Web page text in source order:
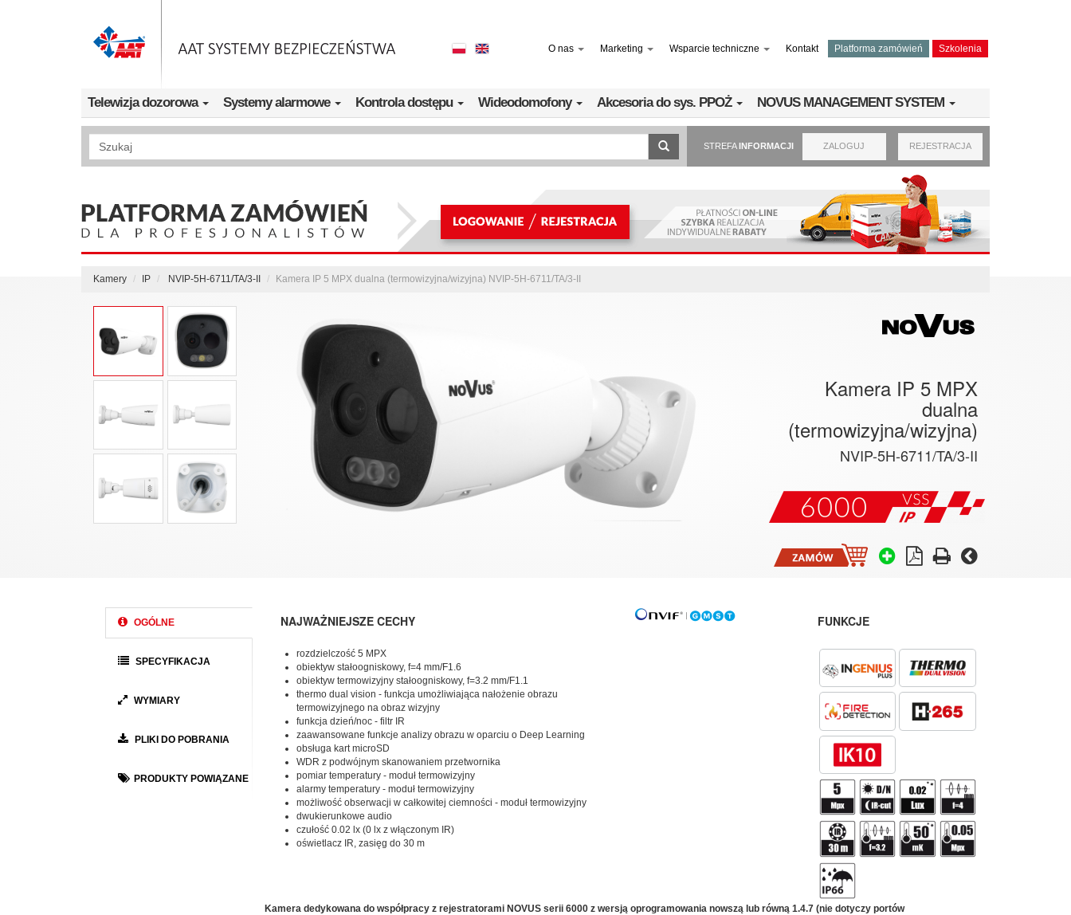
O nas Marketing Wsparcie techniczne Kontakt Platforma zamówień Szkolenia
Telewizja dozorowa Systemy alarmowe Kontrola dostępu Wideodomofony Akcesoria do sys. PPOŻ NOVUS MANAGEMENT SYSTEM
Wyszukiwanie pełnotekstowe STREFAINFORMACJI ZALOGUJ REJESTRACJA
Kamery IP NVIP-5H-6711/TA/3-II Kamera IP 5 MPX dualna (termowizyjna/wizyjna) NVIP-5H-6711/TA/3-II
Kamera IP 5 MPX
dualna
(termowizyjna/wizyjna)
NVIP-5H-6711/TA/3-II
OGÓLNE
SPECYFIKACJA
WYMIARY
PLIKI DO POBRANIA
PRODUKTY POWIĄZANE
NAJWAŻNIEJSZE CECHY
rozdzielczość 5 MPX
obiektyw stałoogniskowy, f=4 mm/F1.6
obiektyw termowizyjny stałoogniskowy, f=3.2 mm/F1.1
thermo dual vision - funkcja umożliwiająca nałożenie obrazu
termowizyjnego na obraz wizyjny
funkcja dzień/noc - filtr IR
zaawansowane funkcje analizy obrazu w oparciu o Deep Learning
obsługa kart microSD
WDR z podwójnym skanowaniem przetwornika
pomiar temperatury - moduł termowizyjny
alarmy temperatury - moduł termowizyjny
możliwość obserwacji w całkowitej ciemności - moduł termowizyjny
dwukierunkowe audio
czułość 0.02 lx (0 lx z włączonym IR)
oświetlacz IR, zasięg do 30 m
FUNKCJE
Kamera dedykowana do współpracy z rejestratorami NOVUS serii 6000 z wersją oprogramowania nowszą lub równą 1.4.7 (nie dotyczy portów